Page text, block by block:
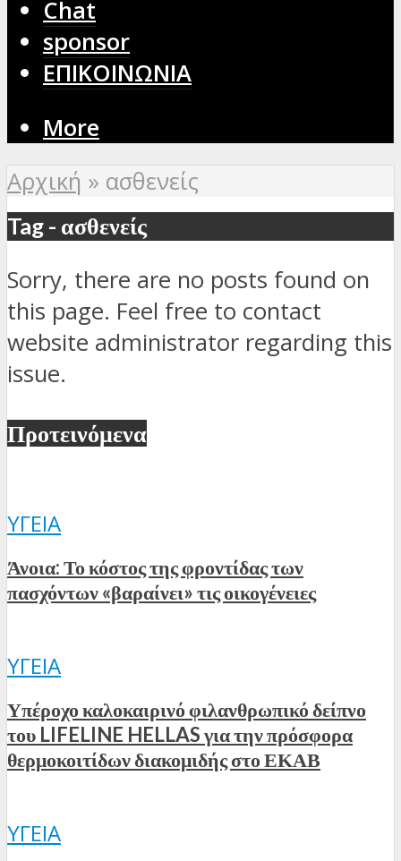
Chat
sponsor
ΕΠΙΚΟΙΝΩΝΙΑ
More
Αρχική » ασθενείς
Tag - ασθενείς
Sorry, there are no posts found on
this page. Feel free to contact
website administrator regarding this
issue.
Προτεινόμενα
ΥΓΕΊΑ
Άνοια: Το κόστος της φροντίδας των
πασχόντων «βαραίνει» τις οικογένειες
ΥΓΕΊΑ
Υπέροχο καλοκαιρινό φιλανθρωπικό δείπνο
του LIFELINE HELLAS για την πρόσφορα
θερμοκοιτίδων διακομιδής στο ΕΚΑΒ
ΥΓΕΊΑ